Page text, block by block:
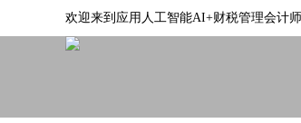
欢迎来到应用人工智能AI+财税管理会计